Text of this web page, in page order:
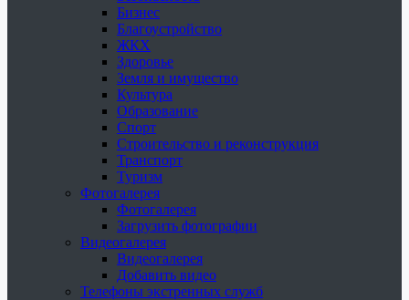
Бизнес
Благоустройство
ЖКХ
Здоровье
Земля и имущество
Культура
Образование
Спорт
Строительство и реконструкция
Транспорт
Туризм
Фотогалерея
Фотогалерея
Загрузить фотографии
Видеогалерея
Видеогалерея
Добавить видео
Телефоны экстренных служб